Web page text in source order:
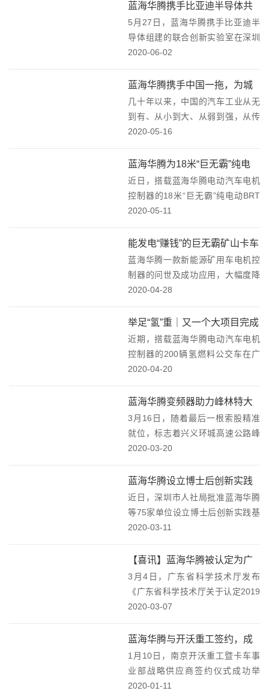
航，标志着长江流域货运船舶正式
开启清洁能源时代。船舶纯电动化
面临复杂环境的挑战，对...
蓝海华腾携手比亚迪半导体共
建“联合创新实验室”！
5月27日，蓝海华腾携手比亚迪半
导体组建的联合创新实验室在深圳
光明揭牌。双方公司领导徐学海先
对联合创新实验室的建设以及产品
发展规划展开探讨交流。企业双方
以联合创新实验室揭...
2020-06-02
蓝海华腾携手中国一拖，为城
市环卫事业绿色发展做贡献！
几十年以来，中国的汽车工业从无
到有、从小到大、从弱到强，从传
统燃油汽车大国发展为电动汽车强
卫车早已成为了汽车电动化的重要
领域。搭载蓝海华腾电动汽车电机
控制器的“东方红”纯...
2020-05-16
蓝海华腾为18米“巨无霸”纯电
动BRT喝彩！
近日，搭载蓝海华腾电动汽车电机
控制器的18米“巨无霸”纯电动BRT
批量行驶在某沿海城市街头，在兼
时，BRT进一步提高城市公共交通
的运力，缓解了高峰客流，并成为
了一道靓丽的风...
2020-05-11
能发电“赚钱”的巨无霸矿山卡车
蓝海华腾一款新能源矿用车电机控
制器的问世及成功应用，大幅度降
低了矿山开采运输成本，为采矿业
在大型露天矿山为完成岩石土方剥
离与矿石运输任务而使用的一种重
型车，往返于采掘点和...
2020-04-28
举足“氢”重｜又一个大项目完成
交付
近期，搭载蓝海华腾电动汽车电机
控制器的200辆氢燃料公交车在广
东佛山完成交付，该项目是2019年
最多的订单。它的投入运营，将为
粤港澳大湾区降低PM2.5，有效的
保护城市...
2020-04-20
蓝海华腾变频器助力峰林特大
桥主缆牵引顺利完成
3月16日，随着最后一根索股精准
就位，标志着兴义环城高速公路峰
林特大桥主缆牵引工作圆满完成，
为实现2020年底贯通的目标奠定了
坚实基础。蓝海华腾提供的高性
能、大功率变频器...
2020-03-20
蓝海华腾设立博士后创新实践
基地
近日，深圳市人社局批准蓝海华腾
等75家单位设立博士后创新实践基
地。博士后创新实践基地的设立，
视研究开发的成果。同时也是在高
层次创新人才平台建设上取得的突
破性进展。蓝海华腾...
2020-03-11
【喜讯】蓝海华腾被认定为广
东省工程技术研究中心
3月4日，广东省科学技术厅发布
《广东省科学技术厅关于认定2019
年度广东省工程技术研究中心的通
有限公司设立的广东省新能源车辆
驱动与控制工程技术研究中心上榜
广东省工程技术研...
2020-03-07
蓝海华腾与开沃重工签约，成
为战略供应商！
1月10日，南京开沃重工暨卡车事
业部战略供应商签约仪式成功举
行。蓝海华腾作为核心供应商参会
2020-01-11